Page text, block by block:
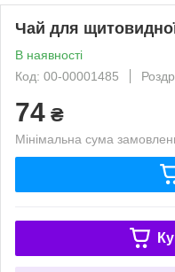
Чай для
В наявності
Код: 00-00001485
74 ₴
Мінімальна сума